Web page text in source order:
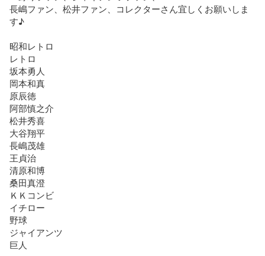
長嶋ファン、松井ファン、コレクターさん宜しくお願いしま
す♪
昭和レトロ
レトロ
坂本勇人
岡本和真
原辰徳
阿部慎之介
松井秀喜
大谷翔平
長嶋茂雄
王貞治
清原和博
桑田真澄
ＫＫコンビ
イチロー
野球
ジャイアンツ
巨人